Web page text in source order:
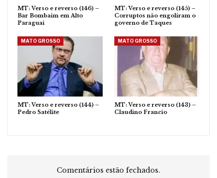
MT: Verso e reverso (146) –
Bar Bombaim em Alto
Paraguai
MT: Verso e reverso (145) –
Corruptos não engoliram o
governo de Taques
MATO GROSSO
MT: Verso e reverso (144) –
Pedro Satélite
MATO GROSSO
MT: Verso e reverso (143) –
Claudino Francio
Comentários estão fechados.